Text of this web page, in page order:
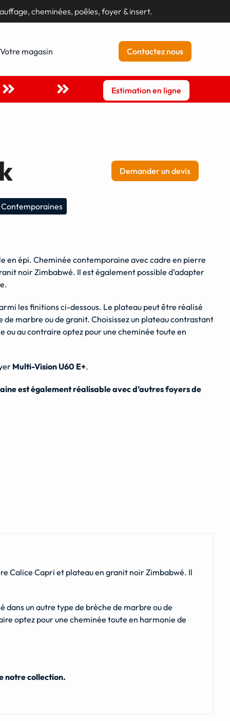
cheminées, poêles, foyer & insert.
Votre magasin Contactez nous
Estimation en ligne
Demander un devis
en épi. Cheminée contemporaine avec cadre en pierre
noir Zimbabwé. Il est également possible d’adapter
les finitions ci-dessous. Le plateau peut être réalisé
de marbre ou de granit. Choisissez un plateau contrastant
ou au contraire optez pour une cheminée toute en
Multi-Vision U60 E+.
est également réalisable avec d’autres foyers de
Calice Capri et plateau en granit noir Zimbabwé. Il
un autre type de brèche de marbre ou de
optez pour une cheminée toute en harmonie de
notre collection.